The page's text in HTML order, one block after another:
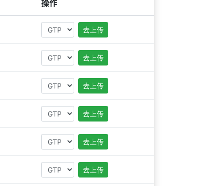
操作
去上传
去上传
去上传
去上传
去上传
去上传